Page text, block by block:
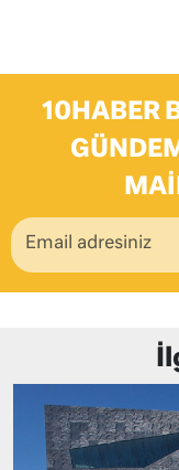
10HABER